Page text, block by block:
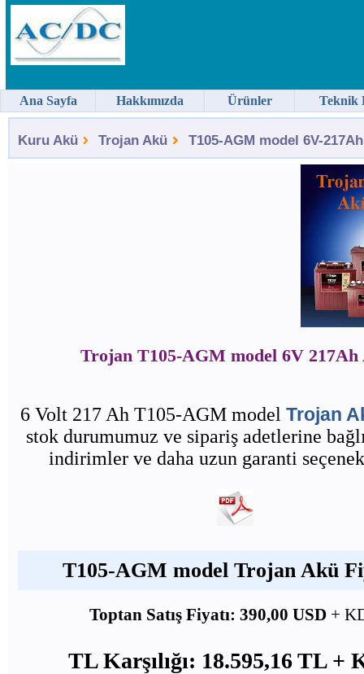
Kuru Akü Trojan Akü T105-AGM model 6V-
Trojan T105-AGM model 6V 217Ah
6 Volt 217 Ah T105-AGM model Trojan
stok durumumuz ve sipariş adetlerine
indirimler ve daha uzun garanti
T105-AGM model Trojan Akü
Toptan Satış Fiyatı: 390,00 USD +
TL Karşılığı: 18.595,16 TL +
Ana Sayfa Hakkımızda Ürünler Teknik